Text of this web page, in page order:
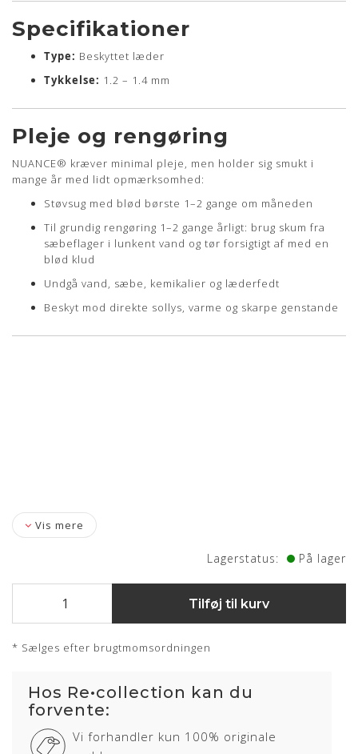
Specifikationer
Type: Beskyttet læder
Tykkelse: 1.2 – 1.4 mm
Pleje og rengøring
NUANCE® kræver minimal pleje, men holder sig smukt i
mange år med lidt opmærksomhed:
Støvsug med blød børste 1–2 gange om måneden
Til grundig rengøring 1–2 gange årligt: brug skum fra
sæbeflager i lunkent vand og tør forsigtigt af med en
blød klud
Undgå vand, sæbe, kemikalier og læderfedt
Beskyt mod direkte sollys, varme og skarpe genstande
Vis mere
Lagerstatus: På lager
Tilføj til kurv
* Sælges efter brugtmomsordningen
Hos Re•collection kan du
forvente:
Vi forhandler kun 100% originale